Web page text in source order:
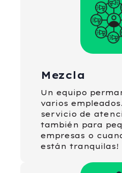
Mezcla
Un equipo
varios
servicio de
también para
empresas o
están tranquilas!